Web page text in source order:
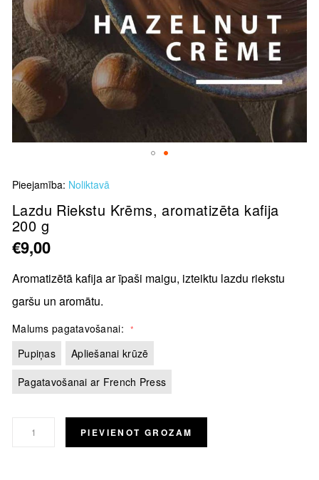
to
the
beginning
of
the
images
Pieejamība: Noliktavā
Lazdu Riekstu Krēms, aromatizēta kafija
200 g
€9,00
Aromatizētā kafija ar īpaši maigu, izteiktu lazdu riekstu
garšu un aromātu.
Malums pagatavošanai
Pupiņas
Apliešanai krūzē
Pagatavošanai ar French Press
PIEVIENOT GROZAM